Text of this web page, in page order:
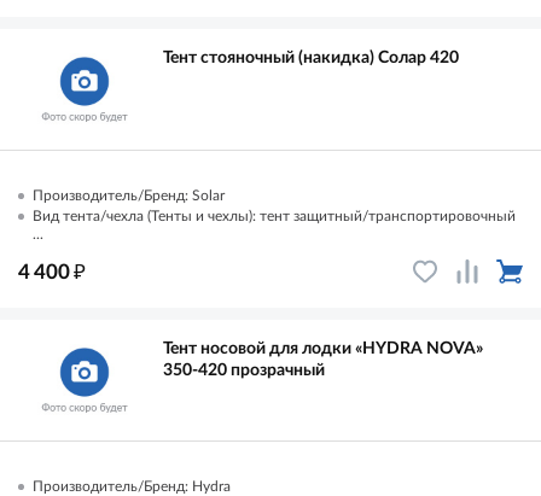
Тент стояночный (накидка) Солар 420
Производитель/Бренд: Solar
Вид тента/чехла (Тенты и чехлы): тент защитный/транспортировочный
...
4 400₽
Тент носовой для лодки «HYDRA NOVA»
350-420 прозрачный
Производитель/Бренд: Hydra